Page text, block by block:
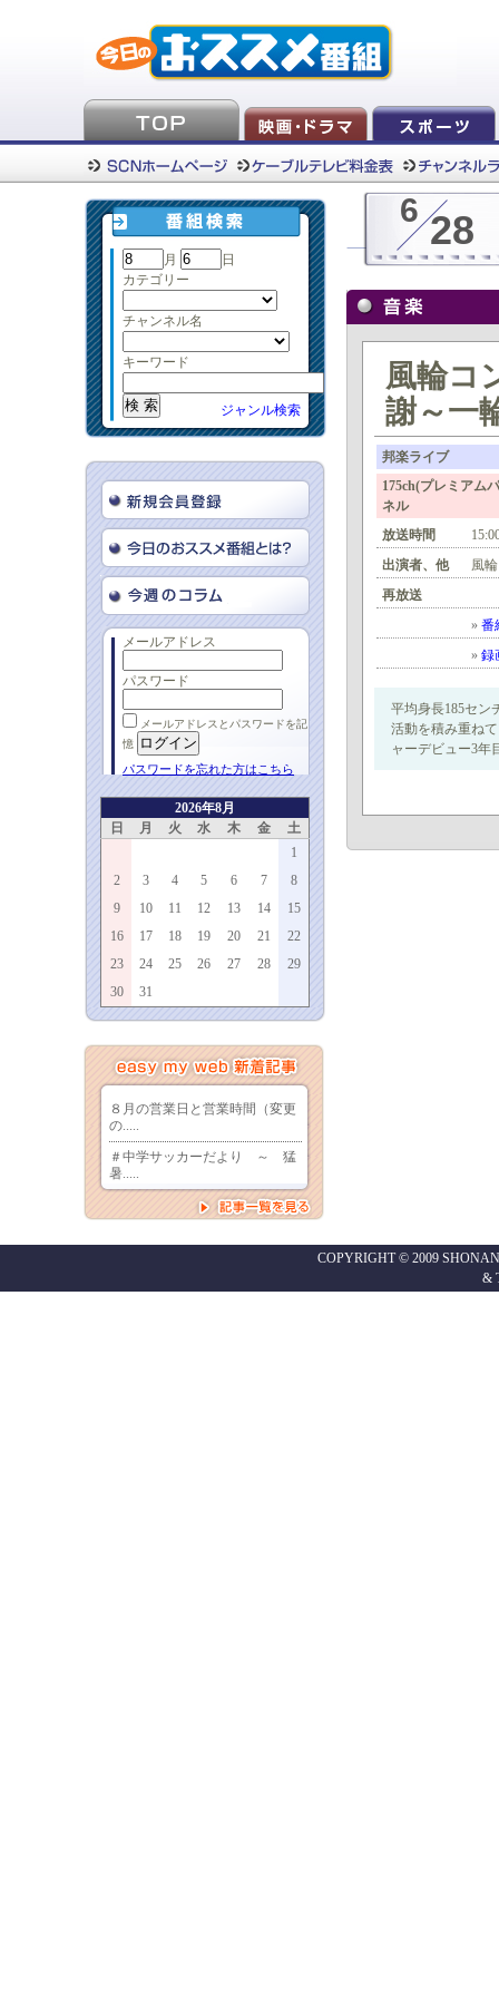
月
日
カテゴリー
チャンネル名
キーワード
ジャンル検索
メールアドレス
パスワード
メールアドレスとパスワードを記
憶
パスワードを忘れた方はこちら
2026年8月
日
月 火 水 木 金
土
1
2
3 4 5 6 7
8
9
10 11 12 13 14
15
16
17 18 19 20 21
22
23
24 25 26 27 28
29
30
31
6 28
風輪コ
謝～一
邦楽ライブ
175ch(プレミア
ネル
放送時間
出演者、他
風輪
再放送
» 番
» 録
平均身長185セン
活動を積み重ね
ャーデビュー3年
COPYRIGHT © 2009
&